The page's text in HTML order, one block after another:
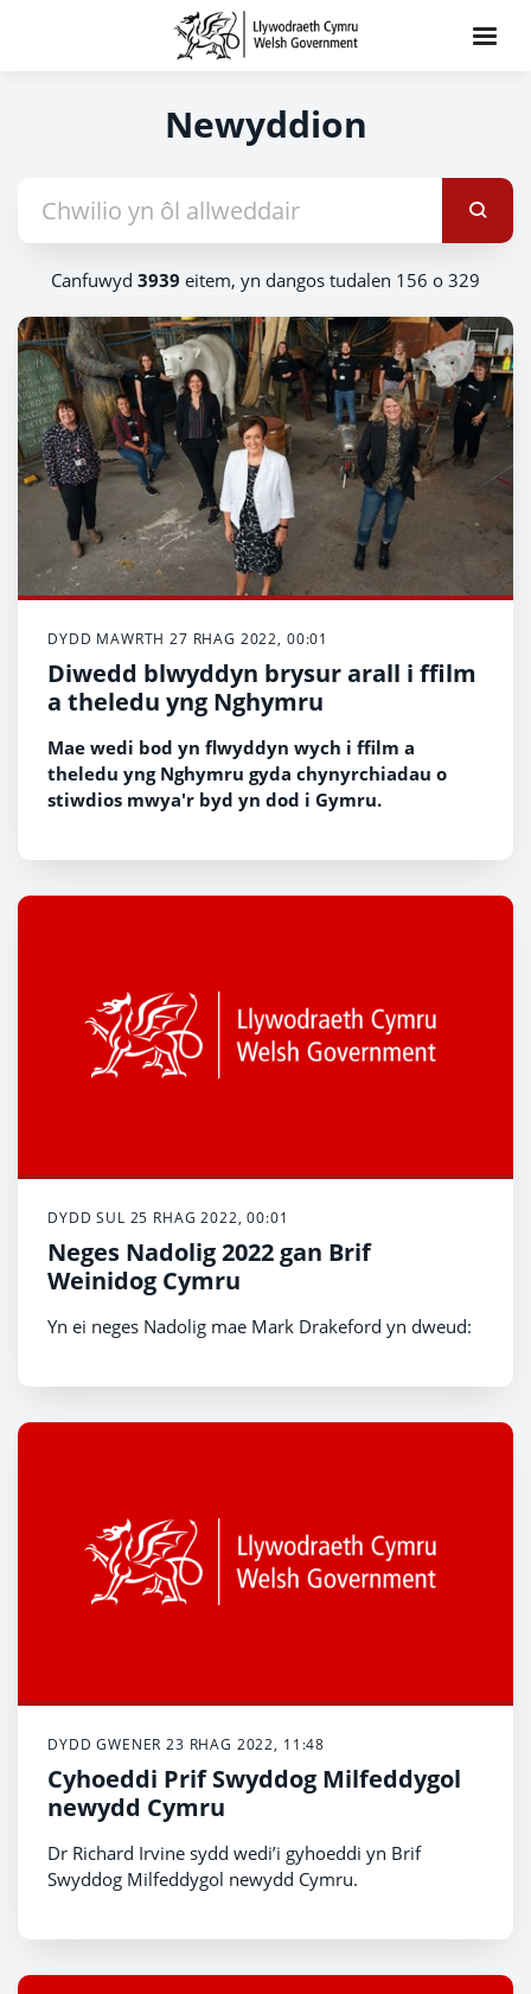
Newyddion
Canfuwyd 3939 eitem, yn dangos tudalen 156 o 329
DYDD MAWRTH 27 RHAG 2022, 00:01
Diwedd blwyddyn brysur arall i ffilm
a theledu yng Nghymru
Mae wedi bod yn flwyddyn wych i ffilm a
theledu yng Nghymru gyda chynyrchiadau o
stiwdios mwya'r byd yn dod i Gymru.
DYDD SUL 25 RHAG 2022, 00:01
Neges Nadolig 2022 gan Brif
Weinidog Cymru
Yn ei neges Nadolig mae Mark Drakeford yn dweud:
DYDD GWENER 23 RHAG 2022, 11:48
Cyhoeddi Prif Swyddog Milfeddygol
newydd Cymru
Dr Richard Irvine sydd wedi’i gyhoeddi yn Brif
Swyddog Milfeddygol newydd Cymru.